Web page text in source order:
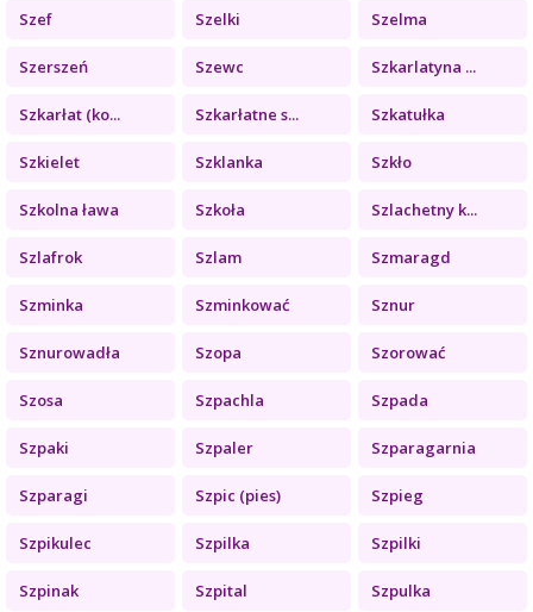
Szef Szelki Szelma
Szerszeń Szewc Szkarlatyna ...
Szkarłat (ko... Szkarłatne s... Szkatułka
Szkielet Szklanka Szkło
Szkolna ława Szkoła Szlachetny k...
Szlafrok Szlam Szmaragd
Szminka Szminkować Sznur
Sznurowadła Szopa Szorować
Szosa Szpachla Szpada
Szpaki Szpaler Szparagarnia
Szparagi Szpic (pies) Szpieg
Szpikulec Szpilka Szpilki
Szpinak Szpital Szpulka